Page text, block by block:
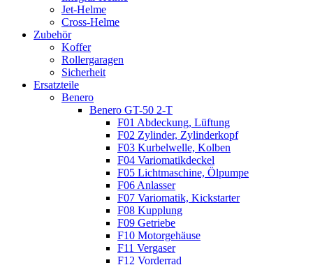
Jet-Helme
Cross-Helme
Zubehör
Koffer
Rollergaragen
Sicherheit
Ersatzteile
Benero
Benero GT-50 2-T
F01 Abdeckung, Lüftung
F02 Zylinder, Zylinderkopf
F03 Kurbelwelle, Kolben
F04 Variomatikdeckel
F05 Lichtmaschine, Ölpumpe
F06 Anlasser
F07 Variomatik, Kickstarter
F08 Kupplung
F09 Getriebe
F10 Motorgehäuse
F11 Vergaser
F12 Vorderrad